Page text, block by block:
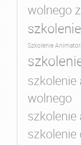
wolnego
Szkolenie
wolnego